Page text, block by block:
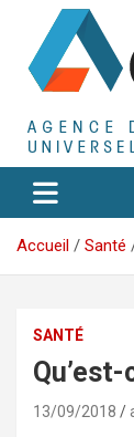
contenu
Adiu
Agence
Accueil Santé
SANTÉ
13/09/2018